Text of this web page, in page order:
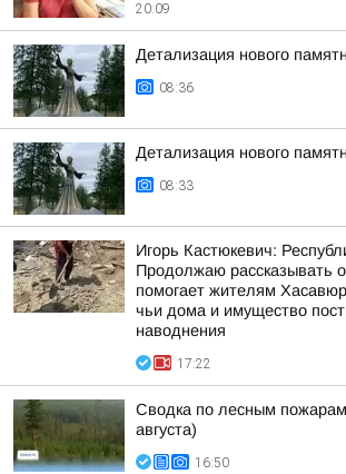
20:09
Детализация нового
08:36
Детализация нового
08:33
Игорь Кастюкевич:
Продолжаю рассказывать о
помогает жителям
чьи дома и имущество
наводнения
17:22
Сводка по лесным
августа)
16:50